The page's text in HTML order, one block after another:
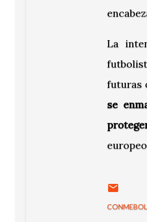
La
futuras
se
CONMEBOL